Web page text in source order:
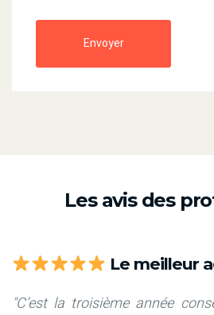
Envoyer
Les avis des
Le meilleur
"C’est la troisième année